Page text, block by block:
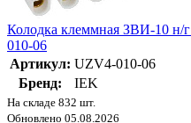
Колодка клеммная ЗВИ-10 н/
010-06
Артикул: UZV4-010-06
Бренд:
IEK
На складе 832 шт.
Обновлено 05.08.2026